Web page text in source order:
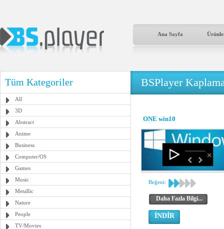
Ana Sayfa
Tüm Kategoriler
All
3D
Abstract
Anime
Business
Computer/OS
Games
Music
Metallic
Nature
People
TV/Movies
BSPlayer
ONE win10
Beğeni:
Daha Fazla Bilgi...
İNDİR